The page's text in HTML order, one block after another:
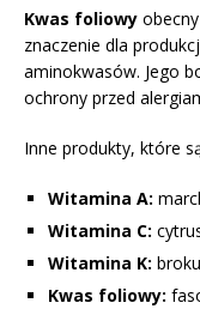
Kwas foliowy
znaczenie dla
aminokwasów. Jego
ochrony przed
Inne produkty, które
Witamina A:
Witamina C:
Witamina K:
Kwas foliowy: